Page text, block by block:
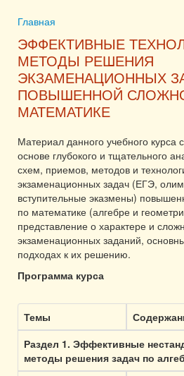
Вы здесь
Главная
ЭФФЕКТИВНЫЕ
МЕТОДЫ РЕШЕНИЯ
ЭКЗАМЕНАЦИОННЫХ
ПОВЫШЕННОЙ
МАТЕМАТИКЕ
Материал данного учебного курса
основе глубокого и тщательного
схем, приемов, методов и
экзаменационных задач (ЕГЭ,
вступительные эказмены)
по математике (алгебре и
представление о характере и
экзаменационных заданий,
подходах к их решению.
Программа курса
Темы
Раздел 1. Эффективные
методы решения задач по